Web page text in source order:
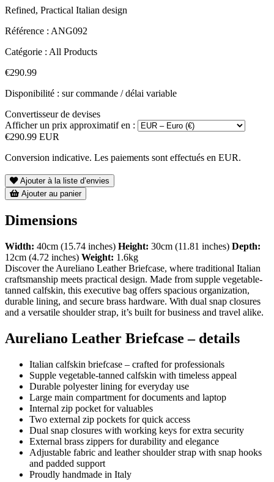
Refined, Practical Italian design
Référence : ANG092
Catégorie : All Products
€290.99
Disponibilité : sur commande / délai variable
Convertisseur de devises
Afficher un prix approximatif en :
€290.99 EUR
Conversion indicative. Les paiements sont effectués en EUR.
Ajouter à la liste d’envies
Ajouter au panier
Dimensions
Width: 40cm (15.74 inches) Height: 30cm (11.81 inches) Depth:
12cm (4.72 inches) Weight: 1.6kg
Discover the Aureliano Leather Briefcase, where traditional Italian
craftsmanship meets practical design. Made from supple vegetable-
tanned calfskin, this executive bag offers spacious organization,
durable lining, and secure brass hardware. With dual snap closures
and a versatile shoulder strap, it’s built for business and travel alike.
Aureliano Leather Briefcase – details
Italian calfskin briefcase – crafted for professionals
Supple vegetable-tanned calfskin with timeless appeal
Durable polyester lining for everyday use
Large main compartment for documents and laptop
Internal zip pocket for valuables
Two external zip pockets for quick access
Dual snap closures with working keys for extra security
External brass zippers for durability and elegance
Adjustable fabric and leather shoulder strap with snap hooks
and padded support
Proudly handmade in Italy